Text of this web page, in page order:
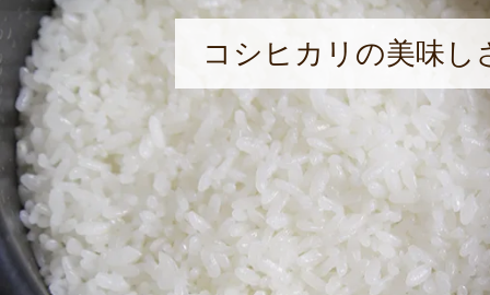
そのお米や果物の美味しさが娘婿の
んを惹きつけた。元々異業種の仕事
なかった10代目の洋さんだったが、
桃の美味しさに衝撃を受け、徐々に
結婚を機に2007年から農業に転職。
し、販売業の経験も活かしつつ、非
視点で、農作物の美味しさ プラス 消
コシヒカリの美味し